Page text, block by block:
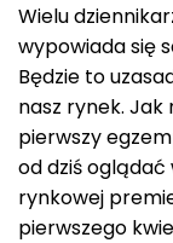
Wielu
wypowiada się
Będzie to
nasz rynek. Jak
pierwszy
od dziś oglądać
rynkowej
pierwszego